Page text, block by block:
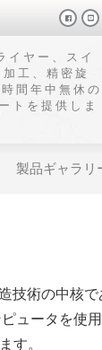
イヤー、スイ
工、精密旋
間年中無休の
トを提供しま
製品ギャラリ
術の中核で
ュータを使
す。